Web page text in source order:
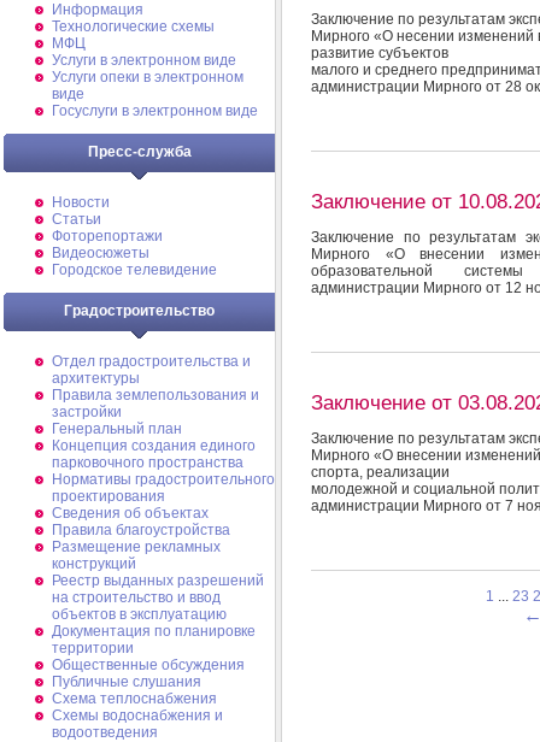
Информация
Технологические схемы
МФЦ
Услуги в электронном виде
Услуги опеки в электронном
виде
Госуслуги в электронном виде
Пресс-служба
Новости
Статьи
Фоторепортажи
Видеосюжеты
Городское телевидение
Градостроительство
Отдел градостроительства и
архитектуры
Правила землепользования и
застройки
Генеральный план
Концепция создания единого
парковочного пространства
Нормативы градостроительного
проектирования
Сведения об объектах
Правила благоустройства
Размещение рекламных
конструкций
Реестр выданных разрешений
на строительство и ввод
объектов в эксплуатацию
Документация по планировке
территории
Общественные обсуждения
Публичные слушания
Схема теплоснабжения
Схемы водоснабжения и
водоотведения
Заключение по результатам
Мирного «О несении
развитие субъектов
малого и среднего
администрации Мирного от 28
Заключение от
Заключение по результатам
Мирного «О внесении
образовательной
администрации Мирного от 12
Заключение от
Заключение по результатам
Мирного «О внесении
спорта, реализации
молодежной и социальной
администрации Мирного от 7
1 ... 23